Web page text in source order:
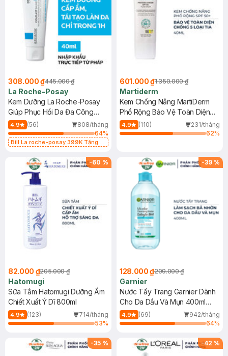
308.000 ₫445.000 ₫
La Roche-Posay
Kem Dưỡng La Roche-Posay
Giúp Phục Hồi Da Đa Công
Dụng 40ml
4.9 (56)
808/tháng
64%
Bill La roche-posay 399K Tặng
(SL có hạn)
601.000 ₫1.350.000 ₫
Martiderm
Kem Chống Nắng MartiDerm
Phổ Rộng Bảo Vệ Toàn Diện
40ml
4.9 (110)
231/tháng
62%
-60 %
82.000 ₫205.000 ₫
Hatomugi
Sữa Tắm Hatomugi Dưỡng Ẩm
Chiết Xuất Ý Dĩ 800ml
4.9 (123)
714/tháng
53%
-39 %
128.000 ₫209.000 ₫
Garnier
Nước Tẩy Trang Garnier Dành
Cho Da Dầu Và Mụn 400ml
(Mới)
4.9 (69)
942/tháng
64%
-35 % -42 %